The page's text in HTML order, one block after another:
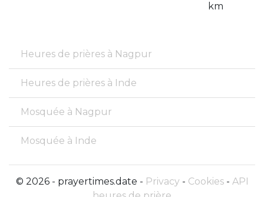
km
Heures de prières à Nagpur
Heures de prières à Inde
Mosquée à Nagpur
Mosquée à Inde
© 2026 - prayertimes.date - Privacy- Cookies- API